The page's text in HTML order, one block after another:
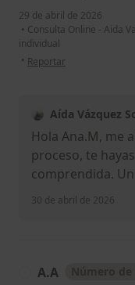
29 de abril de 2026
• Consulta Online - Aida
individual
• en opinión del usuario
Reportar
Aída Vázquez
Hola Ana.M, me
proceso, te
comprendida.
30 de abril de 2026
A.A